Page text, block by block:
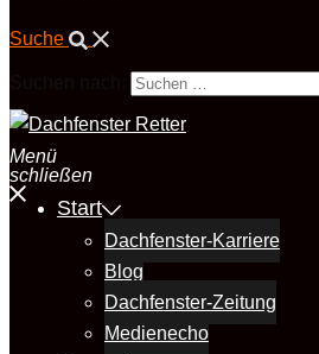
Suche
Menü
schließen
Start
Dachfenster-Karriere
Blog
Dachfenster-Zeitung
Medienecho